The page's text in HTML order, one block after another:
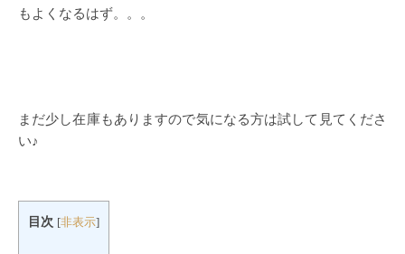
もよくなるはず。。。
まだ少し在庫もありますので気になる方は試して見てくださ
い♪
目次 [非表示]